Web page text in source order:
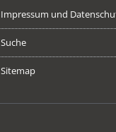
Impressum und
Suche
Sitemap